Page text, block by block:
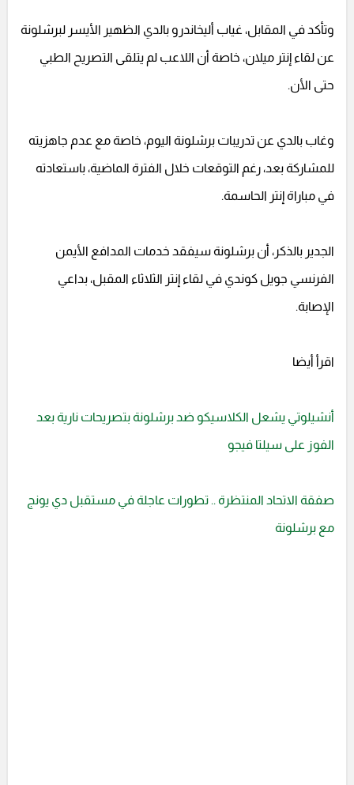
وتأكد في المقابل، غياب أليخاندرو بالدي الظهير الأيسر لبرشلونة
عن لقاء إنتر ميلان، خاصة أن اللاعب لم يتلقى التصريح الطبي
حتى الأن.
وغاب بالدي عن تدريبات برشلونة اليوم، خاصة مع عدم جاهزيته
للمشاركة بعد، رغم التوقعات خلال الفترة الماضية، باستعادته
في مباراة إنتر الحاسمة.
الجدير بالذكر، أن برشلونة سيفقد خدمات المدافع الأيمن
الفرنسي جويل كوندي في لقاء إنتر الثلاثاء المقبل، بداعي
الإصابة.
اقرأ أيضا
أنشيلوتي يشعل الكلاسيكو ضد برشلونة بتصريحات نارية بعد
الفوز على سيلتا فيجو
صفقة الاتحاد المنتظرة .. تطورات عاجلة في مستقبل دي يونج
مع برشلونة